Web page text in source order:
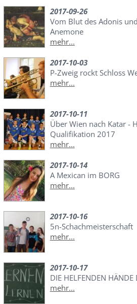
2017-09-26
Vom Blut des Adonis
Anemone
mehr...
2017-10-03
P-Zweig rockt Schloss
mehr...
2017-10-11
Über Wien nach Katar -
Qualifikation 2017
mehr...
2017-10-14
A Mexican im BORG
mehr...
2017-10-16
5n-Schachmeisterschaft
mehr...
2017-10-17
DIE HELFENDEN HÄNDE
mehr...